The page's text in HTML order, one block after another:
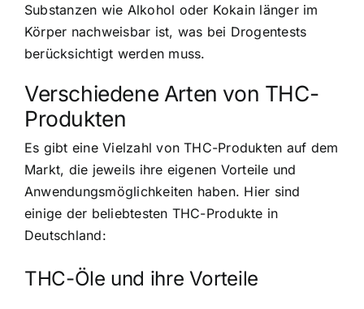
Substanzen wie Alkohol oder Kokain länger im
Körper nachweisbar ist, was bei Drogentests
berücksichtigt werden muss.
Verschiedene Arten von THC-
Produkten
Es gibt eine Vielzahl von THC-Produkten auf dem
Markt, die jeweils ihre eigenen Vorteile und
Anwendungsmöglichkeiten haben. Hier sind
einige der beliebtesten THC-Produkte in
Deutschland:
THC-Öle und ihre Vorteile